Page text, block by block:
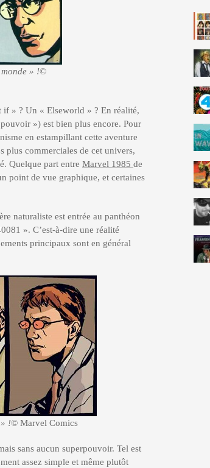
» !©
if » ? Un « Elseworld » ? En réalité,
») est bien plus encore. Pour
en estampillant cette aventure
plus commerciales de cet univers,
Quelque part entre Marvel 1985 de
point de vue graphique, et certaines
naturaliste est entrée au panthéon
». C’est-à-dire une réalité
principaux sont en général
!© Marvel Comics
sans aucun superpouvoir. Tel est
assez simple et même plutôt